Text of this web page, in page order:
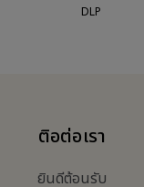
DLP
ติอต่อเรา
ยินดีต้อนรับ